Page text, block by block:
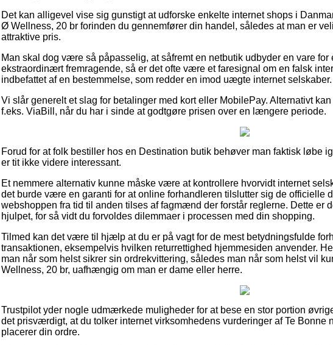
Det kan alligevel vise sig gunstigt at udforske enkelte internet shops i
Ø Wellness, 20 br forinden du gennemfører din handel, således at man er
attraktive pris.
Man skal dog være så påpasselig, at såfremt en netbutik udbyder en vare
ekstraordinært fremragende, så er det ofte være et faresignal om en falsk
indbefattet af en bestemmelse, som redder en imod uægte internet selskaber.
Vi slår generelt et slag for betalinger med kort eller MobilePay. Alternativt
f.eks. ViaBill, når du har i sinde at godtgøre prisen over en længere periode.
Forud for at folk bestiller hos en Destination butik behøver man faktisk løbe
er tit ikke videre interessant.
Et nemmere alternativ kunne måske være at kontrollere hvorvidt internet
det burde være en garanti for at online forhandleren tilslutter sig de officielle
webshoppen fra tid til anden tilses af fagmænd der forstår reglerne. Dette er
hjulpet, for så vidt du forvoldes dilemmaer i processen med din shopping.
Tilmed kan det være til hjælp at du er på vagt for de mest betydningsfulde
transaktionen, eksempelvis hvilken returrettighed hjemmesiden anvender.
man når som helst sikrer sin ordrekvittering, således man når som helst vil
Wellness, 20 br, uafhængig om man er dame eller herre.
Trustpilot yder nogle udmærkede muligheder for at bese en stor portion
det prisværdigt, at du tolker internet virksomhedens vurderinger af Te Bonne
placerer din ordre.